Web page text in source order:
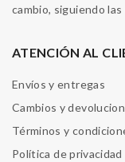
cambio, siguiendo
ATENCIÓN AL
Envíos y entregas
Cambios y
Términos y
Política de privacidad